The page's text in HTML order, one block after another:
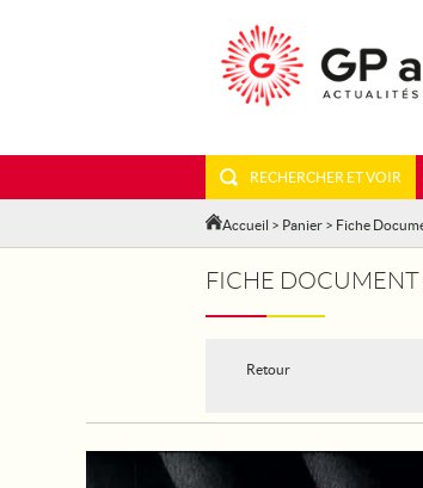
RECHERCHER ET VOIR
Accueil > Panier > Fiche
FICHE DOCUMENT
Retour